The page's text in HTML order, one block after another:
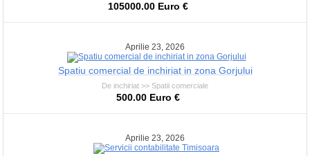
105000.00 Euro €
Aprilie 23, 2026
Spatiu comercial de inchiriat in zona Gorjului
De inchiriat >> Spatii comerciale
500.00 Euro €
Aprilie 23, 2026